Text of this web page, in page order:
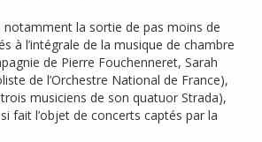
notamment la sortie de pas moins de
à l’intégrale de la musique de chambre
de Pierre Fouchenneret, Sarah
de l’Orchestre National de France),
musiciens de son quatuor Strada),
fait l’objet de concerts captés par la